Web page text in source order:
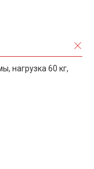
нагрузка 60 кг,